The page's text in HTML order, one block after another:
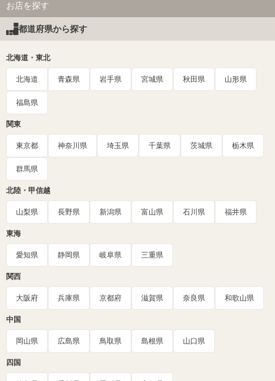
お店を探す
都道府県から探す
北海道・東北
北海道 青森県 岩手県 宮城県 秋田県 山形県
福島県
関東
東京都 神奈川県 埼玉県 千葉県 茨城県 栃木県
群馬県
北陸・甲信越
山梨県 長野県 新潟県 富山県 石川県 福井県
東海
愛知県 静岡県 岐阜県 三重県
関西
大阪府 兵庫県 京都府 滋賀県 奈良県 和歌山県
中国
岡山県 広島県 鳥取県 島根県 山口県
四国